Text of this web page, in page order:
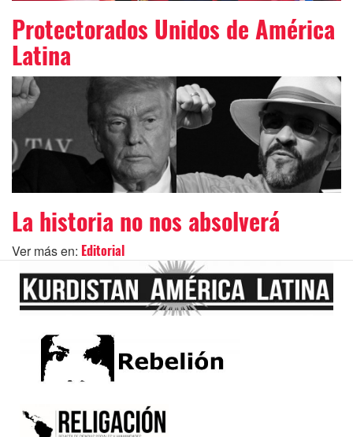
Protectorados Unidos de América
Latina
La historia no nos absolverá
Ver más en: Editorial